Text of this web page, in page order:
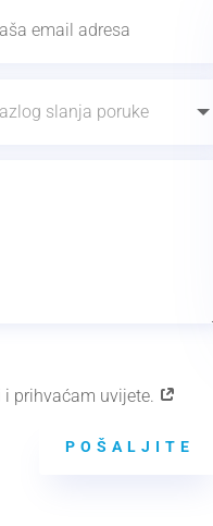
prihvaćam uvijete.
POŠALJITE